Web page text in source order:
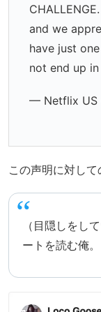
and we
have just
not end up
— Netflix US
この声明に対して
（目隠しをし
ートを読む俺。